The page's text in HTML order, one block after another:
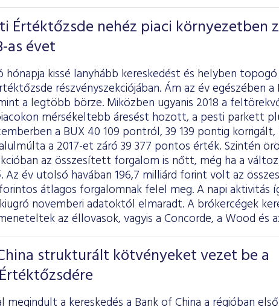
Értéktőzsde nehéz piaci környezetben
as évet
hónapja kissé lanyhább kereskedést és helyben
részvényszekciójában. Ám az év egészében a
a legtöbb börze. Miközben ugyanis 2018 a
mérsékeltebb áresést hozott, a pesti parkett
a BUX 40 109 pontról, 39 139 pontig
a 2017-et záró 39 377 pontos érték. Szintén
az összesített forgalom is nőtt, még ha a
Az év utolsó havában 196,7 milliárd forint volt az
átlagos forgalomnak felel meg. A napi aktivitás
novemberi adatoktól elmaradt. A brókercégek
az éllovasok, vagyis a Concorde, a Wood és
strukturált kötvényeket vezet be a
megindult a kereskedés a Bank of China a régióban